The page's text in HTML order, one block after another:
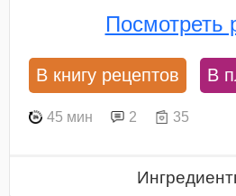
Посмотреть
В книгу рецептов В
45 мин 2 35